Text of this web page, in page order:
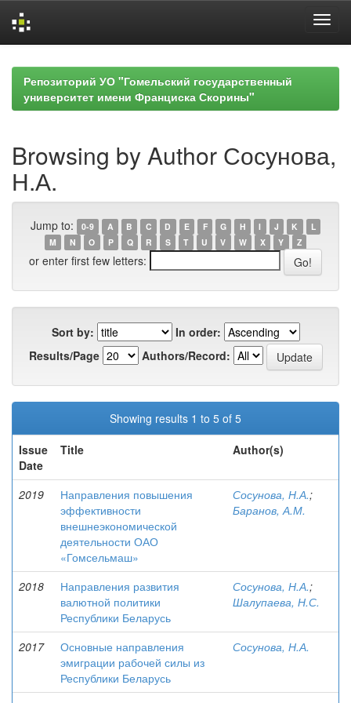
navigationРепозиторий УО "Гомельский государственный
университет имени Франциска Скорины"
Browsing by Author Сосунова,
Н.А.
Jump to: 0-9 A B C D E F G H I J K
L
M
N O P Q R S T U V W X Y Z
or enter first few letters:
Sort by:
In order:
Results/Page
Authors/Record:
Showing results 1 to 5 of 5
Issue
Date
Title Author(s)
2019
Направления повышения
эффективности
внешнеэкономической
деятельности ОАО
«Гомсельмаш»
Сосунова, Н.А.;
Баранов, А.М.
2018
Направления развития
валютной политики
Республики Беларусь
Сосунова, Н.А.;
Шалупаева, Н.С.
2017
Основные направления
эмиграции рабочей силы из
Республики Беларусь
Сосунова, Н.А.